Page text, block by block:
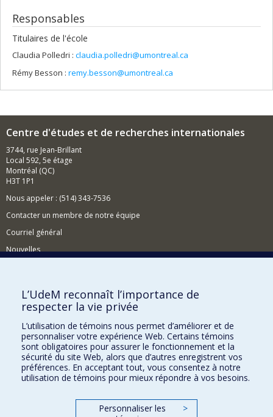
Responsables
Titulaires de l'école
Claudia Polledri : claudia.polledri@umontreal.ca
Rémy Besson : remy.besson@umontreal.ca
Centre d'études et de recherches internationales
3744, rue Jean-Brillant
Local 592, 5e étage
Montréal (QC)
H3T 1P1
Nous appeler : (514) 343-7536
Contacter un membre de notre équipe
Courriel général
Nouvelles
Comment soutenir le CÉRIUM?
BESOIN D'AIDE?
Plan du site
Signaler une erreur
Accessibilité
FACULTÉ DES ARTS ET DES SCIENCES
Nos départements et écoles
L’UdeM reconnaît l’importance de
respecter la vie privée
L’utilisation de témoins nous permet d’améliorer et de
personnaliser votre expérience Web. Certains témoins
sont obligatoires pour assurer le fonctionnement et la
sécurité du site Web, alors que d’autres enregistrent vos
préférences. En acceptant tout, vous consentez à notre
utilisation de témoins pour mieux répondre à vos besoins.
Personnaliser les
>